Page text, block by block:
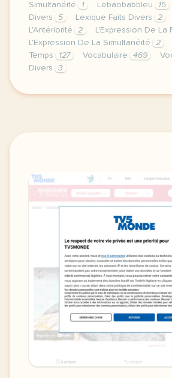
Simultanéité
1 Lebaobabbleu 15
Divers
5 Lexique Faits Divers 2
L'Antériorité
2 L'Expression De La
L'Expression De La Simultanéité
2
Temps
127 Vocabulaire 469
Divers
3
image pixabay comcette